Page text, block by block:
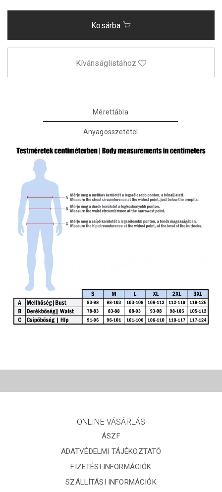
Kosárba
Kívánságlistához
Mérettábla
Anyagösszetétel
ONLINE VÁSÁRLÁS
ÁSZF
ADATVÉDELMI TÁJÉKOZTATÓ
FIZETÉSI INFORMÁCIÓK
SZÁLLÍTÁSI INFORMÁCIÓK